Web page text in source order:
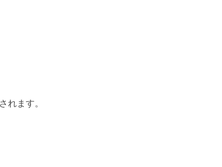
れます。